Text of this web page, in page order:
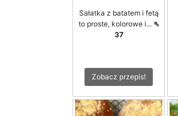
Sałatka z batatem i fetą
to proste, kolorowe i... ⇖
37
Zobacz przepis!